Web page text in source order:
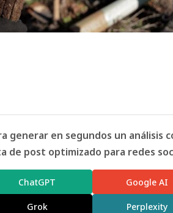
generar en segundos un análisis
de post optimizado para redes
ChatGPT Google AI
Grok Perplexity